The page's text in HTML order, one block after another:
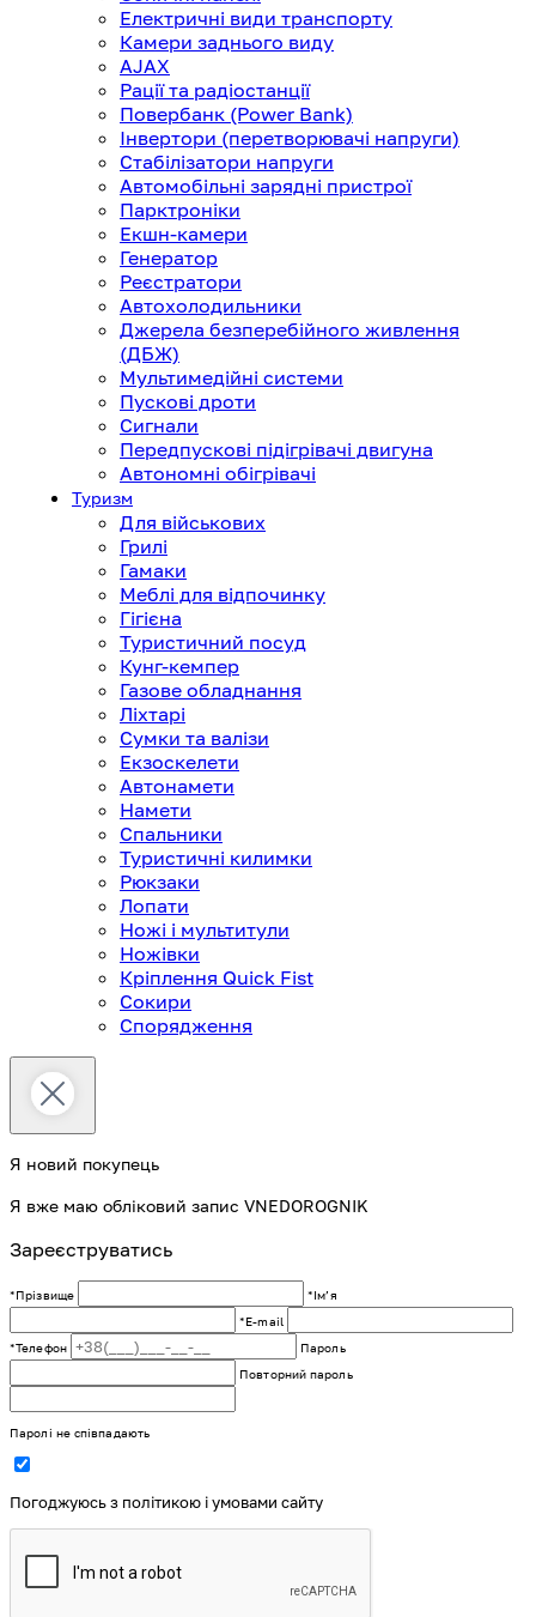
Електричні види транспорту
Камери заднього виду
AJAX
Рації та радіостанції
Повербанк (Power Bank)
Інвертори (перетворювачі напруги)
Стабілізатори напруги
Автомобільні зарядні пристрої
Парктроніки
Екшн-камери
Генератор
Реєстратори
Автохолодильники
Джерела безперебійного живлення
(ДБЖ)
Мультимедійні системи
Пускові дроти
Сигнали
Передпускові підігрівачі двигуна
Автономні обігрівачі
Туризм
Для військових
Грилі
Гамаки
Меблі для відпочинку
Гігієна
Туристичний посуд
Кунг-кемпер
Газове обладнання
Ліхтарі
Сумки та валізи
Екзоскелети
Автонамети
Намети
Спальники
Туристичні килимки
Рюкзаки
Лопати
Ножі і мультитули
Ножівки
Кріплення Quick Fist
Сокири
Спорядження
Я новий покупець
Я вже маю обліковий запис VNEDOROGNIK
Зареєструватись
*Прізвище
*Імʼя
*E-mail
*Телефон
Пароль
Повторний пароль
Паролі не співпадають
Погоджуюсь з політикою і умовами сайту